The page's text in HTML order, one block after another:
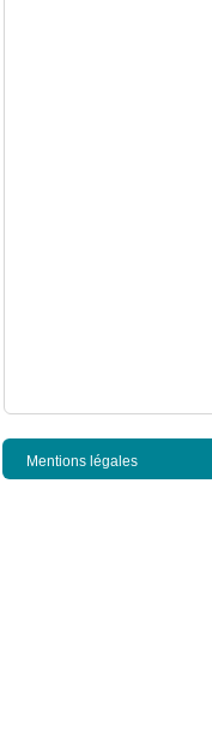
Mentions légales